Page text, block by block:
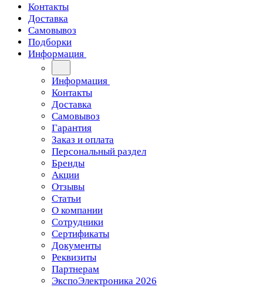
Контакты
Доставка
Самовывоз
Подборки
Информация
Информация
Контакты
Доставка
Самовывоз
Гарантия
Заказ и оплата
Персональный раздел
Бренды
Акции
Отзывы
Статьи
О компании
Сотрудники
Сертификаты
Документы
Реквизиты
Партнерам
ЭкспоЭлектроника 2026